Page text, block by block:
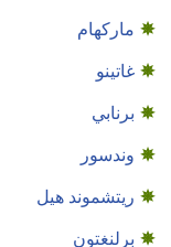
ماركهام
غاتينو
برنابي
وندسور
ريتشموند هيل
برلنغتون